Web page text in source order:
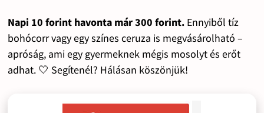
Napi 10 forint havonta már 300 forint.Ennyiből tíz
bohócorr vagy egy színes ceruza is megvásárolható –
apróság, ami egy gyermeknek mégis mosolyt és erőt
adhat. 🤍 Segítenél? Hálásan köszönjük!